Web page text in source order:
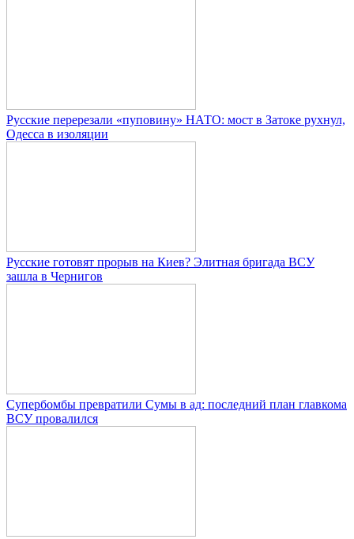
Русские перерезали «пуповину» НАТО: мост в Затоке рухнул,
Одесса в изоляции
Русские готовят прорыв на Киев? Элитная бригада ВСУ
зашла в Чернигов
Супербомбы превратили Сумы в ад: последний план главкома
ВСУ провалился